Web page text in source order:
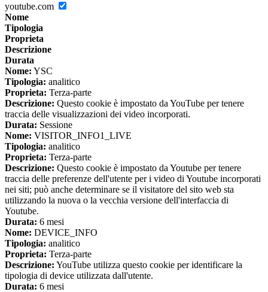
youtube.com
Nome
Tipologia
Proprieta
Descrizione
Durata
Nome: YSC
Tipologia: analitico
Proprieta: Terza-parte
Descrizione: Questo cookie è impostato da YouTube per tenere
traccia delle visualizzazioni dei video incorporati.
Durata: Sessione
Nome: VISITOR_INFO1_LIVE
Tipologia: analitico
Proprieta: Terza-parte
Descrizione: Questo cookie è impostato da Youtube per tenere
traccia delle preferenze dell'utente per i video di Youtube incorporati
nei siti; può anche determinare se il visitatore del sito web sta
utilizzando la nuova o la vecchia versione dell'interfaccia di
Youtube.
Durata: 6 mesi
Nome: DEVICE_INFO
Tipologia: analitico
Proprieta: Terza-parte
Descrizione: YouTube utilizza questo cookie per identificare la
tipologia di device utilizzata dall'utente.
Durata: 6 mesi